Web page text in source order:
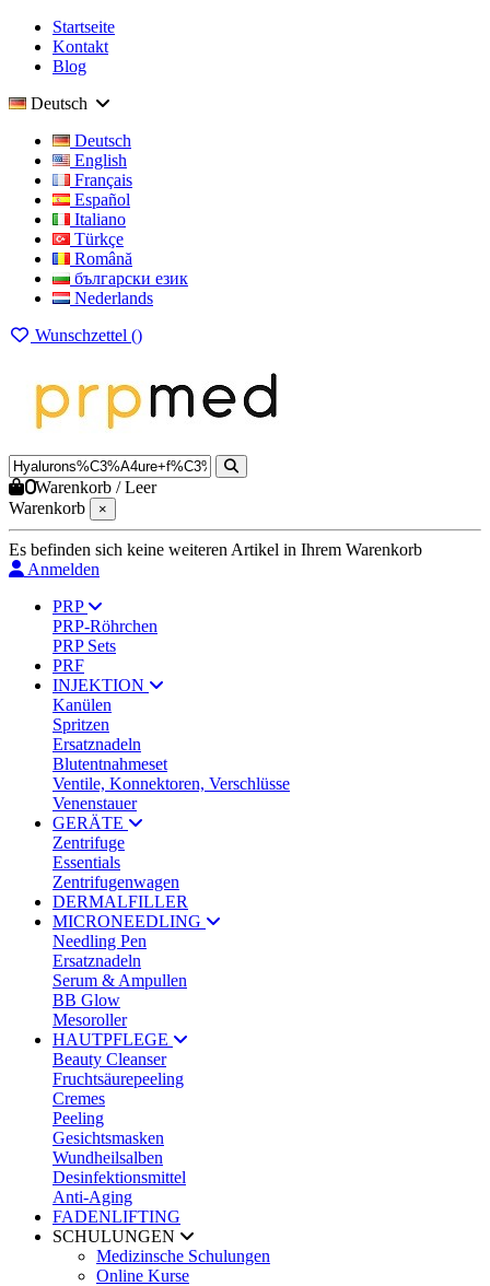
Startseite
Kontakt
Blog
Deutsch
Deutsch
English
Français
Español
Italiano
Türkçe
Română
български език
Nederlands
Wunschzettel ()
0Warenkorb /Leer
Warenkorb
×
Es befinden sich keine weiteren Artikel in Ihrem Warenkorb
Anmelden
PRP
PRP-Röhrchen
PRP Sets
PRF
INJEKTION
Kanülen
Spritzen
Ersatznadeln
Blutentnahmeset
Ventile, Konnektoren, Verschlüsse
Venenstauer
GERÄTE
Zentrifuge
Essentials
Zentrifugenwagen
DERMALFILLER
MICRONEEDLING
Needling Pen
Ersatznadeln
Serum & Ampullen
BB Glow
Mesoroller
HAUTPFLEGE
Beauty Cleanser
Fruchtsäurepeeling
Cremes
Peeling
Gesichtsmasken
Wundheilsalben
Desinfektionsmittel
Anti-Aging
FADENLIFTING
SCHULUNGEN
Medizinsche Schulungen
Online Kurse